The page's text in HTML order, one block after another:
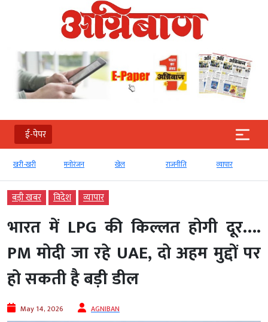
ई-पेपर
खरी-खरी मनोरंजन खेल राजनीति व्‍यापार
बड़ी खबर विदेश व्‍यापार
भारत में LPG की किल्लत होगी दूर….
PM मोदी जा रहे UAE, दो अहम मुद्दों पर
हो सकती है बड़ी डील
May 14, 2026 AGNIBAN